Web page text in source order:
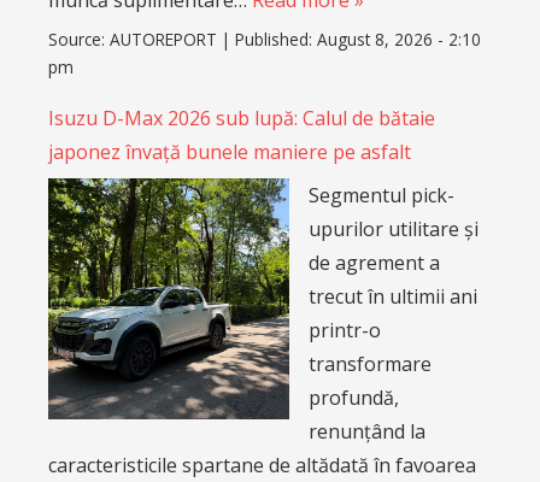
Source: AUTOREPORT | Published: August 8, 2026 - 2:10
pm
Isuzu D-Max 2026 sub lupă: Calul de bătaie
japonez învață bunele maniere pe asfalt
Segmentul pick-
upurilor utilitare și
de agrement a
trecut în ultimii ani
printr-o
transformare
profundă,
renunțând la
caracteristicile spartane de altădată în favoarea